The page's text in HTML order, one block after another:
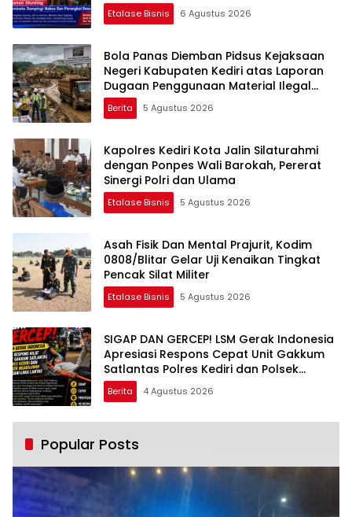
Etalase Bisnis 6 Agustus 2026
Bola Panas Diemban Pidsus Kejaksaan
Negeri Kabupaten Kediri atas Laporan
Dugaan Penggunaan Material Ilegal
Proyek Tol Kediri Oleh PT. HASTARI JAYA
SENTOSA
Berita 5 Agustus 2026
Kapolres Kediri Kota Jalin Silaturahmi
dengan Ponpes Wali Barokah, Pererat
Sinergi Polri dan Ulama
Etalase Bisnis 5 Agustus 2026
Asah Fisik Dan Mental Prajurit, Kodim
0808/Blitar Gelar Uji Kenaikan Tingkat
Pencak Silat Militer
Etalase Bisnis 5 Agustus 2026
SIGAP DAN GERCEP! LSM Gerak Indonesia
Apresiasi Respons Cepat Unit Gakkum
Satlantas Polres Kediri dan Polsek
Ngadiluwih dalam Penanganan
Kecelakaan Lalu Lintas
Berita 4 Agustus 2026
Popular Posts